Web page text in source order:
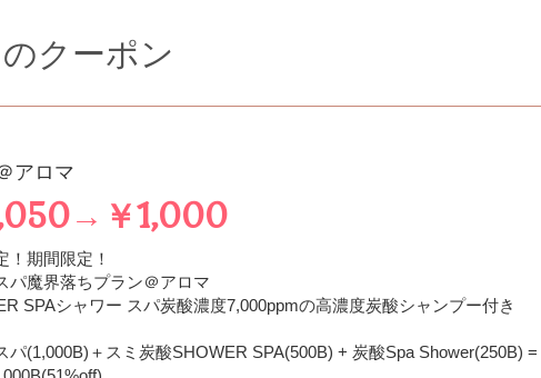
のクーポン
アロマ
￥1,000
！期間限定！
パ魔界落ちプラン＠アロマ
SPAシャワー スパ炭酸濃度7,000ppmの高濃度炭酸シャンプー付き
パ(1,000B)＋スミ炭酸SHOWER SPA(500B) + 炭酸Spa Shower(250B)